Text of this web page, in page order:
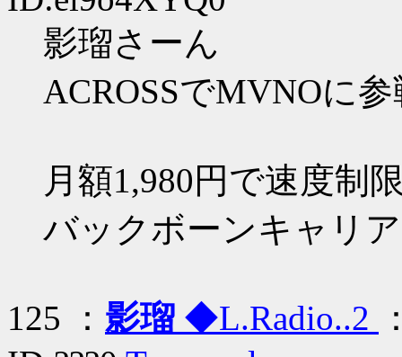
影瑠さーん
ACROSSでMVNOに
月額1,980円で速度制
バックボーンキャリ
125 ： 影瑠 ◆L.Radio..2